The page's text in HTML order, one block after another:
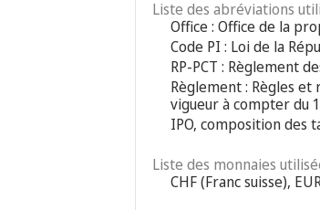
Liste des abréviations
Office : Office de la
Code PI : Loi de la
RP-PCT : Règlement
Règlement : Règles
vigueur à compter du
IPO, composition des
Liste des monnaies
CHF (Franc suisse),